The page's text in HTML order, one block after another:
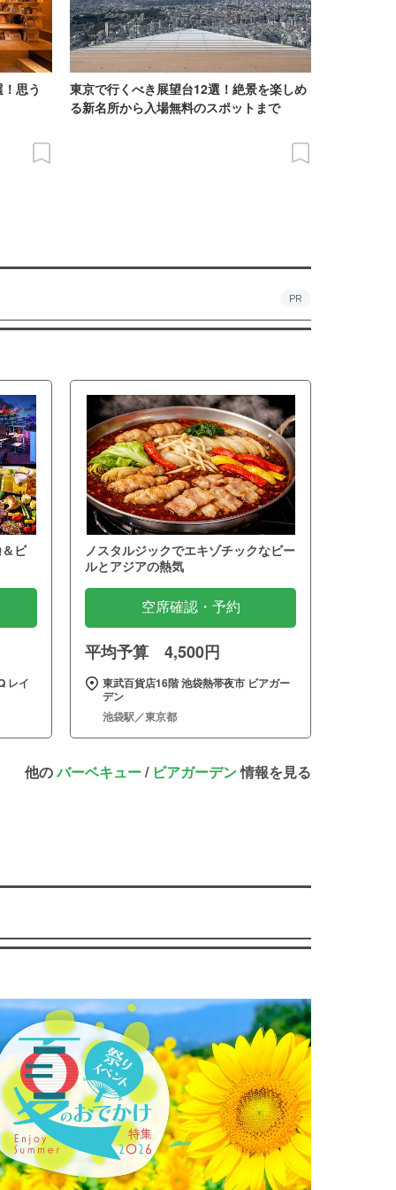
思う
東京で行くべき展望台12選！絶景を楽しめ
る新名所から入場無料のスポットまで
PR
ビ
レイ
ノスタルジックでエキゾチックなビー
ルとアジアの熱気
空席確認・予約
平均予算 4,500円
東武百貨店16階 池袋熱帯夜市 ビアガー
デン
池袋駅／東京都
他のバーベキュー/ ビアガーデン情報を見る